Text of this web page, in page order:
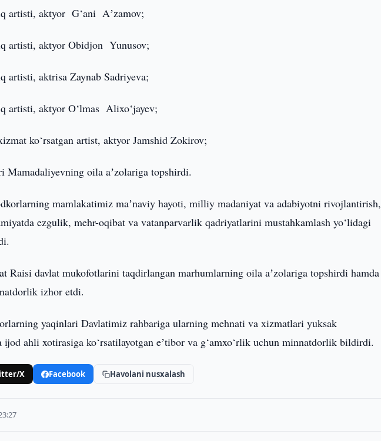
artisti, aktyor G‘ani Aʼzamov;
artisti, aktyor Obidjon Yunusov;
artisti, aktrisa Zaynab Sadriyeva;
artisti, aktyor O‘lmas Alixo‘jayev;
ko‘rsatgan artist, aktyor Jamshid Zokirov;
Mamadaliyevning oila aʼzolariga topshirdi.
mamlakatimiz maʼnaviy hayoti, milliy madaniyat va adabiyotni rivojlantirish,
ezgulik, mehr-oqibat va vatanparvarlik qadriyatlarini mustahkamlash yo‘lidagi
Raisi davlat mukofotlarini taqdirlangan marhumlarning oila aʼzolariga topshirdi hamda
izhor etdi.
yaqinlari Davlatimiz rahbariga ularning mehnati va xizmatlari yuksak
ahli xotirasiga ko‘rsatilayotgan eʼtibor va g‘amxo‘rlik uchun minnatdorlik bildirdi.
X Facebook Havolani nusxalash